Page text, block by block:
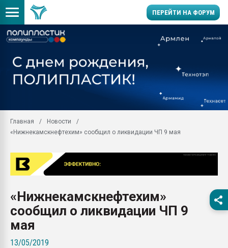
ПЕРЕЙТИ НА ФОРУМ
Вакуум-формовочные
28.07.2026
бутылок
Материал поверхности
вакуумного
Главная
Новости
«Нижнекамскнефтехим» сообщил о ликвидации ЧП 9 мая
«Нижнекамскнефтехим»
сообщил о ликвидации ЧП 9
мая
13/05/2019